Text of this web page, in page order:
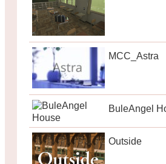
MCC_Astra
BuleAngel
Outside